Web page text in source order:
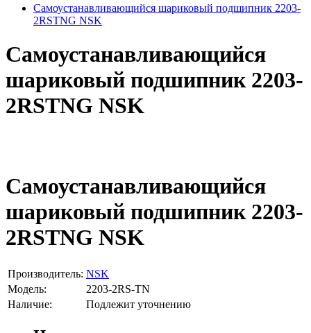
Самоустанавливающийся шариковый подшипник 2203-
2RSTNG NSK
Самоустанавливающийся
шариковый подшипник 2203-
2RSTNG NSK
Самоустанавливающийся
шариковый подшипник 2203-
2RSTNG NSK
Производитель: NSK
Модель:
2203-2RS-TN
Наличие:
Подлежит уточнению